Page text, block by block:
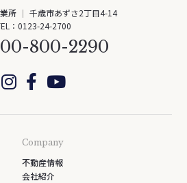
所
千歳市あずさ2丁目4-14
： 0123-24-2700
800-2290
Company
不動産情報
会社紹介